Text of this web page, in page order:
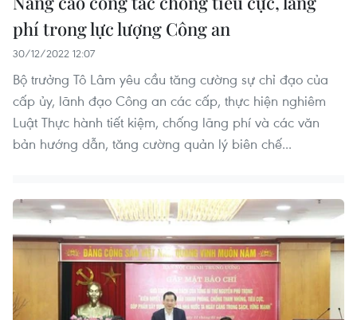
phí trong lực lượng Công an
30/12/2022 12:07
Bộ trưởng Tô Lâm yêu cầu tăng cường sự chỉ đạo của
cấp ủy, lãnh đạo Công an các cấp, thực hiện nghiêm
Luật Thực hành tiết kiệm, chống lãng phí và các văn
bản hướng dẫn, tăng cường quản lý biên chế...